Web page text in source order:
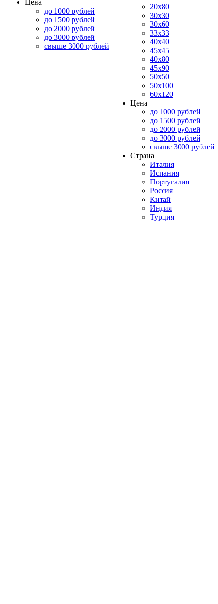
Цена
до 1000 рублей
до 1500 рублей
до 2000 рублей
до 3000 рублей
свыше 3000 рублей
20x80
30x30
30x60
33x33
40x40
45x45
40x80
45x90
50x50
50x100
60x120
Цена
до 1000 рублей
до 1500 рублей
до 2000 рублей
до 3000 рублей
свыше 3000 рублей
Страна
Италия
Испания
Португалия
Россия
Китай
Индия
Турция